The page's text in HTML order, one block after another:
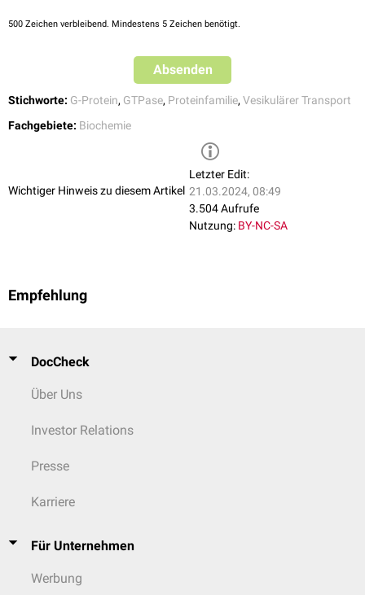
Einige Arf-Proteine werden myristolyiertund können über diese
Modifikationin der Membran verankert werden. Dieser
500 Zeichen verbleibend. Mindestens 5 Zeichen benötigt.
Absenden
Stichworte: G-Protein, GTPase, Proteinfamilie, Vesikulärer Transport
Fachgebiete: Biochemie
Wichtiger Hinweis zu diesem Artikel
Letzter Edit:
21.03.2024, 08:49
3.504 Aufrufe
Nutzung: BY-NC-SA
Empfehlung
DocCheck
Über Uns
Investor Relations
Presse
Karriere
Für Unternehmen
Werbung